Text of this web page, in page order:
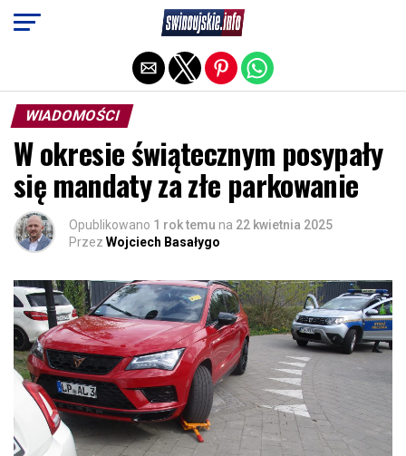
WIADOMOŚCI
W okresie świątecznym posypały
się mandaty za złe parkowanie
Opublikowano 1 rok temu na 22 kwietnia 2025
Przez Wojciech Basałygo
Exit mobile version